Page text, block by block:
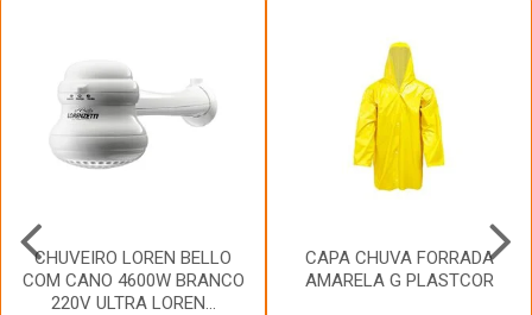
CHUVEIRO LOREN BELLO
COM CANO 4600W BRANCO
220V ULTRA LOREN...
CAPA CHUVA FORRADA
AMARELA G PLASTCOR